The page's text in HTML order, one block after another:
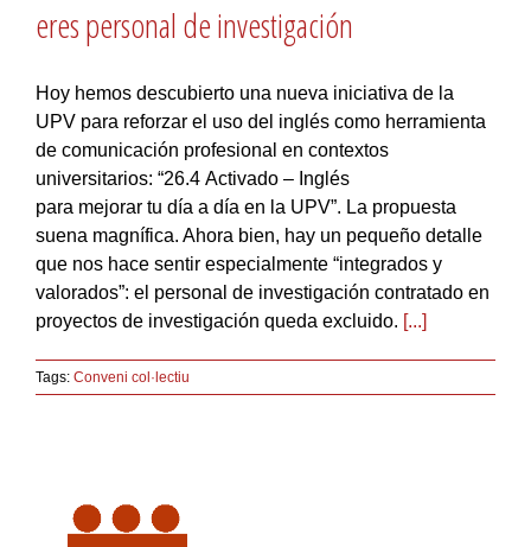
eres personal de investigación
Hoy hemos descubierto una nueva iniciativa de la
UPV para reforzar el uso del inglés como herramienta
de comunicación profesional en contextos
universitarios: “26.4 Activado – Inglés
para mejorar tu día a día en la UPV”. La propuesta
suena magnífica. Ahora bien, hay un pequeño detalle
que nos hace sentir especialmente “integrados y
valorados”: el personal de investigación contratado en
proyectos de investigación queda excluido. [...]
Tags: Conveni col·lectiu